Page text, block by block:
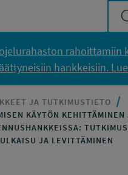
rahoittamiin
hankkeisiin.
JA TUTKIMUSTIETO
KÄYTÖN KEHITTÄMINEN
JA LEVITTÄMINEN